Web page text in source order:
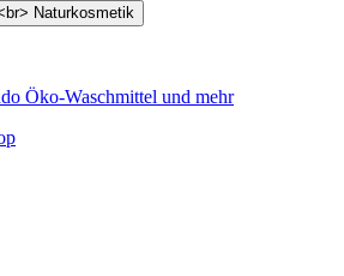
Öko-Waschmittel und mehr